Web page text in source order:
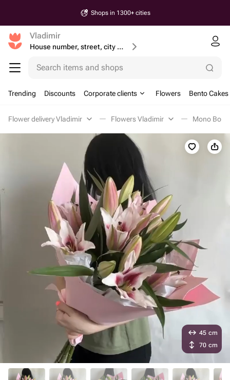
Shops in 1300+ cities
Vladimir
House number, street, city or postcode
Search items and shops
Trending Discounts Corporate clients Flowers Bento Cakes
Flower delivery Vladimir Flowers Vladimir Mono
45 cm
70 cm